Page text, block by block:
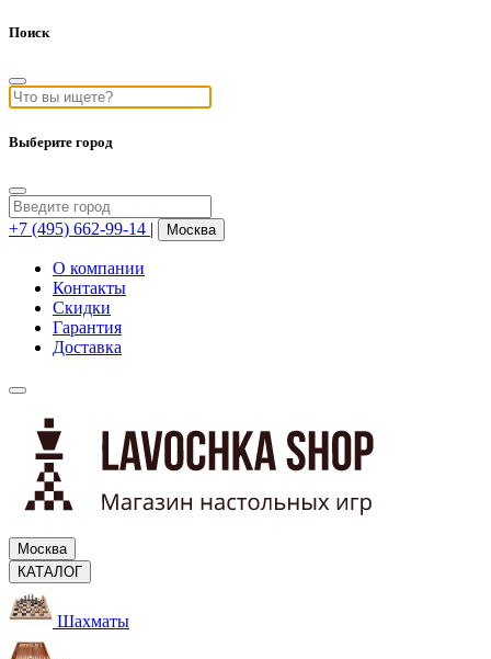
Поиск
Выберите город
+7 (495) 662-99-14 | Москва
О компании
Контакты
Скидки
Гарантия
Доставка
Москва
КАТАЛОГ
Шахматы